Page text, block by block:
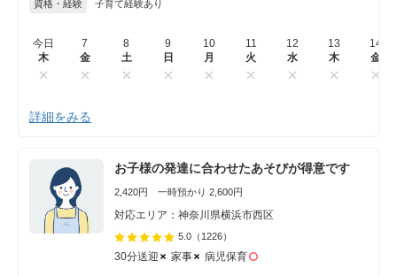
資格・経験 子育て経験あり
今日
木
7
金
8
土
9
日
10
月
11
火
12
水
13
木
14
金
詳細をみる
お子様の発達に合わせたあそびが得意です
2,420円 一時預かり 2,600円
対応エリア：神奈川県横浜市西区
5.0 （1226）
30分送迎 家事 病児保育